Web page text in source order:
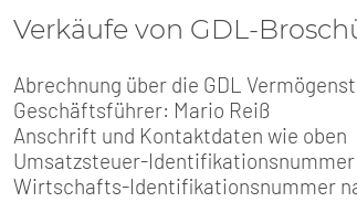
Verkäufe von GDL-
Abrechnung über die GDL
Geschäftsführer: Mario Reiß
Anschrift und Kontaktdaten wie oben
Umsatzsteuer-Identifikationsnummer
Wirtschafts-Identifikationsnummer